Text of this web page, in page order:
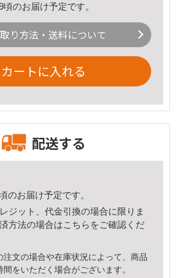
頃のお届け予定です。
り方法・送料について
カートに入れる
配送する
のお届け予定です。
ジット、代金引換の場合に限りま
方法の場合はこちら をご確認くだ
文の場合や在庫状況によって、商品
をいただく場合がございます。